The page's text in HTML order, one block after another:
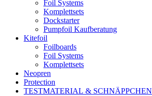
Foil Systems
Komplettsets
Dockstarter
Pumpfoil Kaufberatung
Kitefoil
Foilboards
Foil Systems
Komplettsets
Neopren
Protection
TESTMATERIAL & SCHNÄPPCHEN